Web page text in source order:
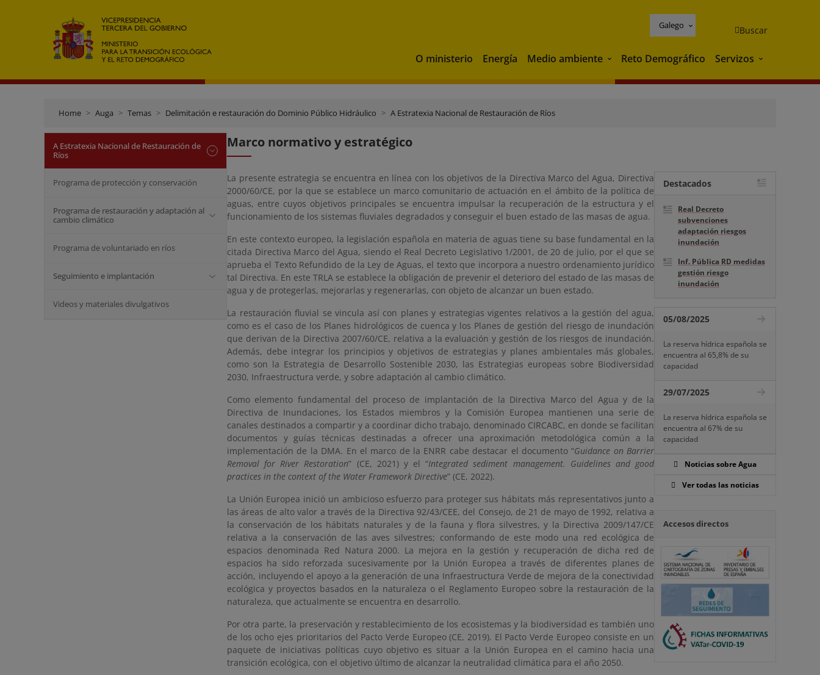
Galego Buscar
O ministerio Energía Medio ambiente Medio ambiente
Reto Demográfico Servizos Servizos
Home Auga Temas Delimitación e restauración do Dominio Público Hidráulico A Estratexia Nacional de Restauración de Ríos
A Estratexia Nacional de Restauración de
Ríos
Programa de protección y conservación
Programa de restauración y adaptación al
cambio climático
Programa de voluntariado en ríos
Seguimiento e implantación
Videos y materiales divulgativos
Marco normativo y estratégico
La presente estrategia se encuentra en línea con los objetivos de la Directiva Marco del Agua, Directiva
2000/60/CE, por la que se establece un marco comunitario de actuación en el ámbito de la política de
aguas, entre cuyos objetivos principales se encuentra impulsar la recuperación de la estructura y el
funcionamiento de los sistemas fluviales degradados y conseguir el buen estado de las masas de agua.
En este contexto europeo, la legislación española en materia de aguas tiene su base fundamental en la
citada Directiva Marco del Agua, siendo el Real Decreto Legislativo 1/2001, de 20 de julio, por el que se
aprueba el Texto Refundido de la Ley de Aguas, el texto que incorpora a nuestro ordenamiento jurídico
tal Directiva. En este TRLA se establece la obligación de prevenir el deterioro del estado de las masas de
agua y de protegerlas, mejorarlas y regenerarlas, con objeto de alcanzar un buen estado.
La restauración fluvial se vincula así con planes y estrategias vigentes relativos a la gestión del agua,
como es el caso de los Planes hidrológicos de cuenca y los Planes de gestión del riesgo de inundación
que derivan de la Directiva 2007/60/CE, relativa a la evaluación y gestión de los riesgos de inundación.
Además, debe integrar los principios y objetivos de estrategias y planes ambientales más globales,
como son la Estrategia de Desarrollo Sostenible 2030, las Estrategias europeas sobre Biodiversidad
2030, Infraestructura verde, y sobre adaptación al cambio climático.
Como elemento fundamental del proceso de implantación de la Directiva Marco del Agua y de la
Directiva de Inundaciones, los Estados miembros y la Comisión Europea mantienen una serie de
canales destinados a compartir y a coordinar dicho trabajo, denominado CIRCABC, en donde se facilitan
documentos y guías técnicas destinadas a ofrecer una aproximación metodológica común a la
implementación de la DMA. En el marco de la ENRR cabe destacar el documento “Guidance on Barrier
Removal for River Restoration” (CE, 2021) y el “Integrated sediment management. Guidelines and good
practices in the context of the Water Framework Directive” (CE, 2022).
La Unión Europea inició un ambicioso esfuerzo para proteger sus hábitats más representativos junto a
las áreas de alto valor a través de la Directiva 92/43/CEE, del Consejo, de 21 de mayo de 1992, relativa a
la conservación de los hábitats naturales y de la fauna y flora silvestres, y la Directiva 2009/147/CE
relativa a la conservación de las aves silvestres; conformando de este modo una red ecológica de
espacios denominada Red Natura 2000. La mejora en la gestión y recuperación de dicha red de
espacios ha sido reforzada sucesivamente por la Unión Europea a través de diferentes planes de
acción, incluyendo el apoyo a la generación de una Infraestructura Verde de mejora de la conectividad
ecológica y proyectos basados en la naturaleza o el Reglamento Europeo sobre la restauración de la
naturaleza, que actualmente se encuentra en desarrollo.
Por otra parte, la preservación y restablecimiento de los ecosistemas y la biodiversidad es también uno
de los ocho ejes prioritarios del Pacto Verde Europeo (CE, 2019). El Pacto Verde Europeo consiste en un
paquete de iniciativas políticas cuyo objetivo es situar a la Unión Europea en el camino hacia una
transición ecológica, con el objetivo último de alcanzar la neutralidad climática para el año 2050.
Destacados
Real Decreto
subvenciones
adaptación riesgos
inundación
Inf. Pública RD medidas
gestión riesgo
inundación
05/08/2025
La reserva hídrica española se
encuentra al 65,8% de su
capacidad
29/07/2025
La reserva hídrica española se
encuentra al 67% de su
capacidad
Noticias sobre Agua
Ver todas las noticias
Accesos directos